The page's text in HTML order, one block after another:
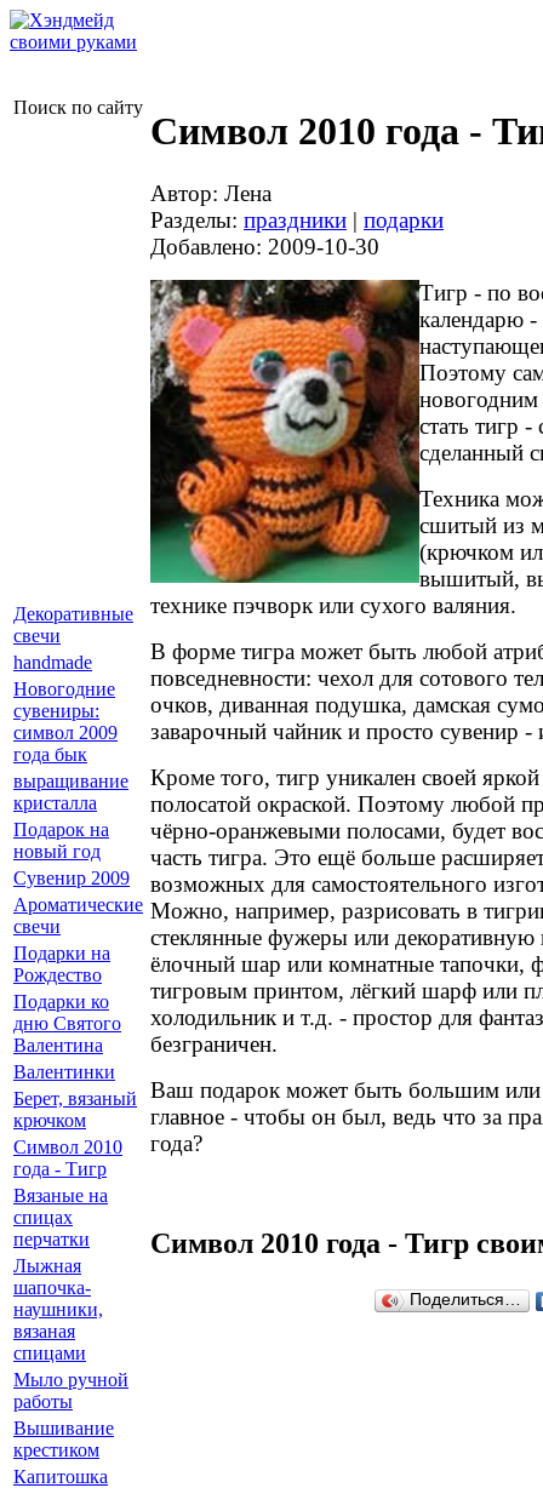
Поиск по сайту
Символ 2010 года -
Автор: Лена
Разделы: праздники | подарки
Добавлено: 2009-10-30
Тигр - по
календарю
Поэтому
стать тигр -
сделанный
Техника
сшитый из
(крючком
вышитый,
технике пэчворк или сухого валяния.
В форме тигра может быть любой
повседневности: чехол для сотового
очков, диванная подушка, дамская
заварочный чайник и просто сувенир -
Кроме того, тигр уникален своей
полосатой окраской. Поэтому любой
чёрно-оранжевыми полосами, будет
часть тигра. Это ещё больше
возможных для самостоятельного
Можно, например, разрисовать в
стеклянные фужеры или декоративную
ёлочный шар или комнатные тапочки,
тигровым принтом, лёгкий шарф или
холодильник и т.д. - простор для
безграничен.
Ваш подарок может быть большим или
главное - чтобы он был, ведь что за
года?
Символ 2010 года - Тигр
Поделиться…
Декоративные
свечи
handmade
Новогодние
сувениры:
символ 2009
года бык
выращивание
кристалла
Подарок на
новый год
Сувенир 2009
Ароматические
свечи
Подарки на
Рождество
Подарки ко
дню Святого
Валентина
Валентинки
Берет, вязаный
крючком
Символ 2010
года - Тигр
Вязаные на
спицах
перчатки
Лыжная
шапочка-
наушники,
вязаная
спицами
Мыло ручной
работы
Вышивание
крестиком
Капитошка